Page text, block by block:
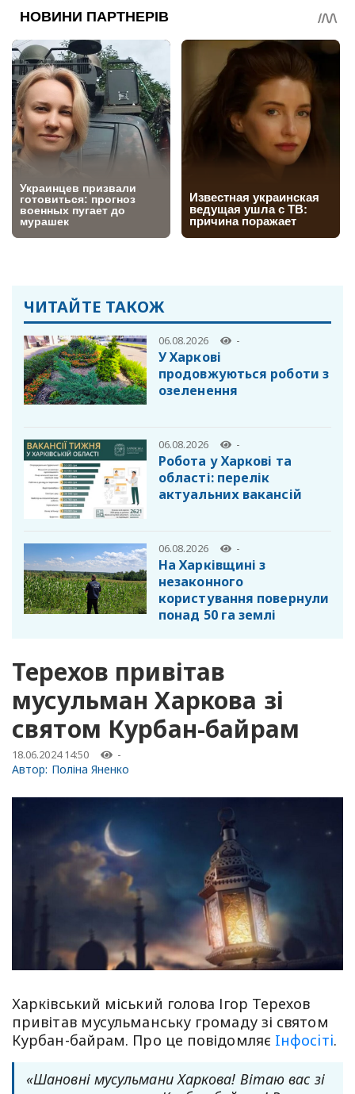
ЧИТАЙТЕ ТАКОЖ
06.08.2026 -
У Харкові
продовжуються роботи з
озеленення
06.08.2026 -
Робота у Харкові та
області: перелік
актуальних вакансій
06.08.2026 -
На Харківщині з
незаконного
користування повернули
понад 50 га землі
Терехов привітав
мусульман Харкова зі
святом Курбан-байрам
18.06.2024 14:50 -
Автор: Поліна Яненко
Харківський міський голова Ігор Терехов
привітав мусульманську громаду зі святом
Курбан-байрам. Про це повідомляє Iнфосiтi.
«Шановні мусульмани Харкова! Вітаю вас зі